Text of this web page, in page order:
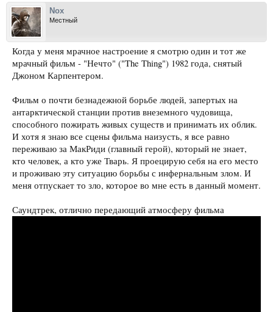
Nox
Местный
Когда у меня мрачное настроение я смотрю один и тот же
мрачный фильм - "Нечто" ("The Thing") 1982 года, снятый
Джоном Карпентером.
Фильм о почти безнадежной борьбе людей, запертых на
антарктической станции против внеземного чудовища,
способного пожирать живых существ и принимать их облик.
И хотя я знаю все сцены фильма наизусть, я все равно
переживаю за МакРиди (главный герой), который не знает,
кто человек, а кто уже Тварь. Я проецирую себя на его место
и проживаю эту ситуацию борьбы с инфернальным злом. И
меня отпускает то зло, которое во мне есть в данный момент.
Саундтрек, отлично передающий атмосферу фильма